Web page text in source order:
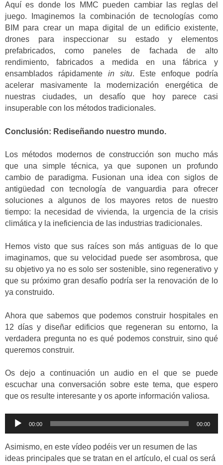
Aquí es donde los MMC pueden cambiar las reglas del
juego. Imaginemos la combinación de tecnologías como
BIM para crear un mapa digital de un edificio existente,
drones para inspeccionar su estado y elementos
prefabricados, como paneles de fachada de alto
rendimiento, fabricados a medida en una fábrica y
ensamblados rápidamente in situ. Este enfoque podría
acelerar masivamente la modernización energética de
nuestras ciudades, un desafío que hoy parece casi
insuperable con los métodos tradicionales.
Conclusión: Rediseñando nuestro mundo.
Los métodos modernos de construcción son mucho más
que una simple técnica, ya que suponen un profundo
cambio de paradigma. Fusionan una idea con siglos de
antigüedad con tecnología de vanguardia para ofrecer
soluciones a algunos de los mayores retos de nuestro
tiempo: la necesidad de vivienda, la urgencia de la crisis
climática y la ineficiencia de las industrias tradicionales.
Hemos visto que sus raíces son más antiguas de lo que
imaginamos, que su velocidad puede ser asombrosa, que
su objetivo ya no es solo ser sostenible, sino regenerativo y
que su próximo gran desafío podría ser la renovación de lo
ya construido.
Ahora que sabemos que podemos construir hospitales en
12 días y diseñar edificios que regeneran su entorno, la
verdadera pregunta no es qué podemos construir, sino qué
queremos construir.
Os dejo a continuación un audio en el que se puede
escuchar una conversación sobre este tema, que espero
que os resulte interesante y os aporte información valiosa.
Reproductor
audio
00:00 00:00
Asimismo, en este vídeo podéis ver un resumen de las
ideas principales que se tratan en el artículo, el cual os será